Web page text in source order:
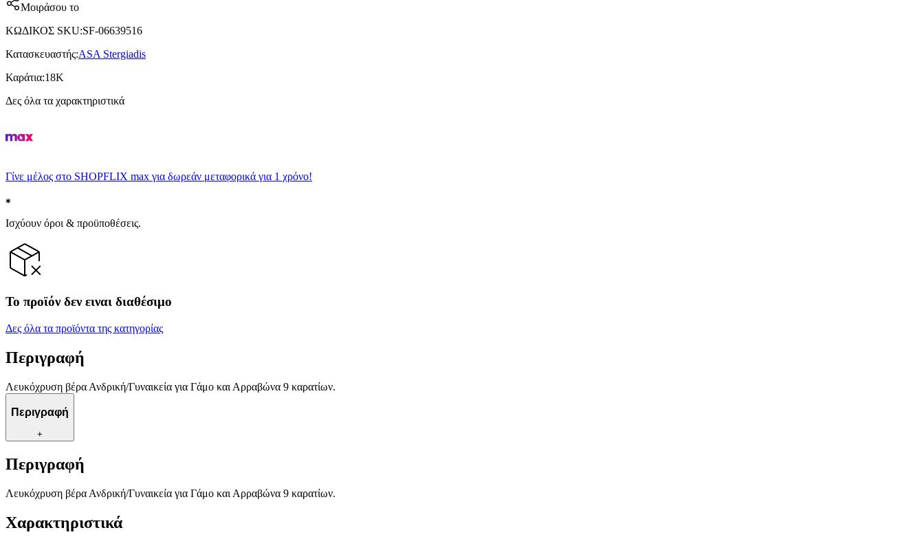
Μοιράσου το
ΚΩΔΙΚΟΣ SKU:SF-06639516
Κατασκευαστής:ASA Stergiadis
Καράτια:18K
Δες όλα τα χαρακτηριστικά
Γίνε μέλος στο SHOPFLIX max για δωρεάν μεταφορικά για 1 χρόνο!
Ισχύουν όροι & προϋποθέσεις.
Το προϊόν δεν ειναι διαθέσιμο
Δες όλα τα προϊόντα της κατηγορίας
Περιγραφή
Λευκόχρυση βέρα Ανδρική/Γυναικεία για Γάμο και Αρραβώνα 9 καρατίων.
Περιγραφή
+
Περιγραφή
Λευκόχρυση βέρα Ανδρική/Γυναικεία για Γάμο και Αρραβώνα 9 καρατίων.
Χαρακτηριστικά